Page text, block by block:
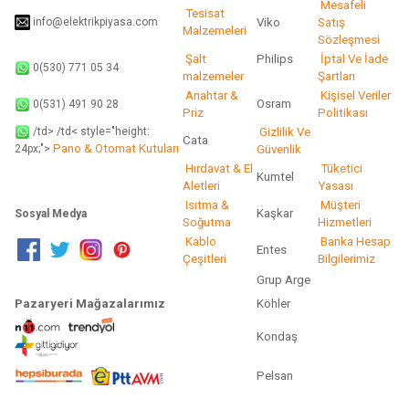
info@elektrikpiyasa.com
Tesisat
Malzemeleri
Viko
Mesafeli
Satış
Sözleşmesi
0(530) 771 05 34
Şalt
malzemeler
Philips
İptal Ve İade
Şartları
0(531) 491 90 28
Anahtar &
Priz
Osram
Kişisel Veriler
Politikası
/td> /td< style="height:
24px;"> Pano & Otomat Kutuları
Cata
Gizlilik Ve
Güvenlik
Hırdavat & El
Aletleri
Kumtel
Tüketici
Yasası
Sosyal Medya
Isıtma &
Soğutma
Kaşkar
Müşteri
Hizmetleri
Kablo
Çeşitleri
Entes
Banka Hesap
Bilgilerimiz
Grup Arge
Pazaryeri Mağazalarımız
Köhler
Kondaş
Pelsan